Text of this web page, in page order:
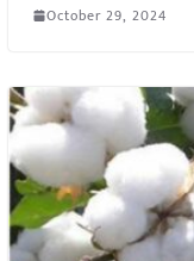
October 29, 2024